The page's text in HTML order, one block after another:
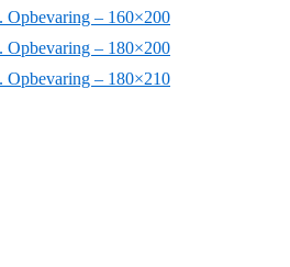
Opbevaring – 160×200
Opbevaring – 180×200
Opbevaring – 180×210